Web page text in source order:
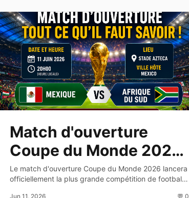
Match d'ouverture
Coupe du Monde 2026
: date, heure et
diffusion TV
Le match d'ouverture Coupe du Monde 2026 lancera
officiellement la plus grande compétition de football
Jun 11, 2026 💬 0